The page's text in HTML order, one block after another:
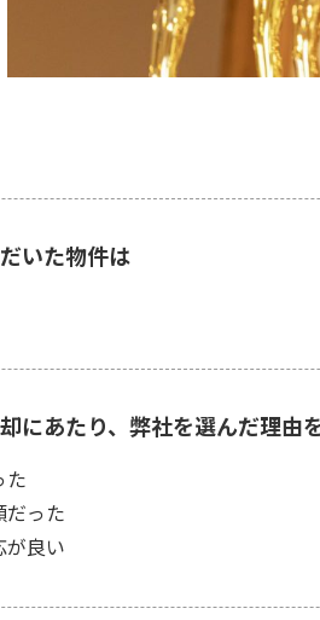
いた物件は
にあたり、弊社を選んだ理由
た
だった
が良い